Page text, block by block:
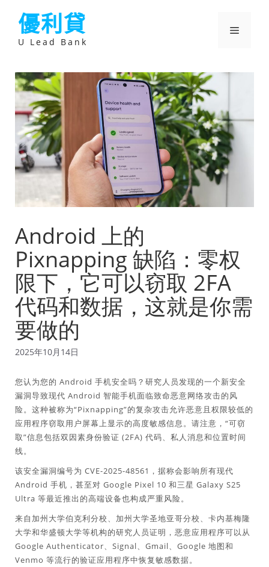
優利貸
U Lead Bank
選
Android 上的
Pixnapping 缺陷：零权
限下，它可以窃取 2FA
代码和数据，这就是你需
要做的
2025年10月14日
您认为您的 Android 手机安全吗？研究人员发现的一个新安全
漏洞导致现代 Android 智能手机面临致命恶意网络攻击的风
险。这种被称为“Pixnapping”的复杂攻击允许恶意且权限较低的
应用程序窃取用户屏幕上显示的高度敏感信息。请注意，“可窃
取”信息包括双因素身份验证 (2FA) 代码、私人消息和位置时间
线。
该安全漏洞编号为 CVE-2025-48561，据称会影响所有现代
Android 手机，甚至对 Google Pixel 10 和三星 Galaxy S25
Ultra 等最近推出的高端设备也构成严重风险。
来自加州大学伯克利分校、加州大学圣地亚哥分校、卡内基梅隆
大学和华盛顿大学等机构的研究人员证明，恶意应用程序可以从
Google Authenticator、Signal、Gmail、Google 地图和
Venmo 等流行的验证应用程序中恢复敏感数据。